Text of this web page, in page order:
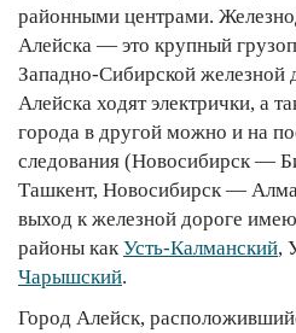
районными центрами.
Алейска — это крупный
Западно-Сибирской железной
Алейска ходят электрички, а
города в другой можно и на
следования (Новосибирск —
Ташкент, Новосибирск —
выход к железной дороге
районы как Усть-Калманский,
Чарышский.
Город Алейск,